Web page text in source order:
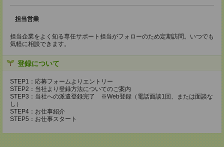
担当営業
担当企業をよく知る専任サポート担当がフォローのため定期訪問。いつでも
気軽に相談できます。
登録について
STEP1：応募フォームよりエントリー
STEP2：当社より登録方法についてのご案内
STEP3：当社への派遣登録完了 ※Web登録（電話面談1回、または面談な
し）
STEP4：お仕事紹介
STEP5：お仕事スタート